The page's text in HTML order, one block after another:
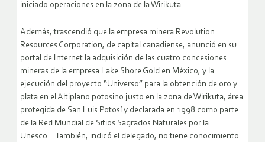
iniciado operaciones en la zona de la Wirikuta.
Además, trascendió que la empresa minera Revolution
Resources Corporation, de capital canadiense, anunció en su
portal de Internet la adquisición de las cuatro concesiones
mineras de la empresa Lake Shore Gold en México, y la
ejecución del proyecto “Universo” para la obtención de oro y
plata en el Altiplano potosino justo en la zona de Wirikuta, área
protegida de San Luis Potosí y declarada en 1998 como parte
de la Red Mundial de Sitios Sagrados Naturales por la
Unesco. También, indicó el delegado, no tiene conocimiento